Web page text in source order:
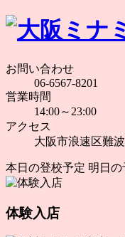
お問い合わせ
06-6567-8201
営業時間
14:00～23:00
アクセス
大阪市浪速区難
本日の登校予定 明日の
体験入店